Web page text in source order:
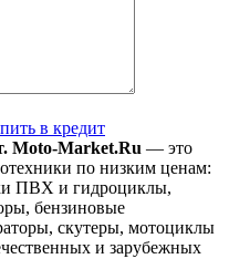
в кредит
Moto-Market.Ru — это
по низким ценам:
ПВХ и гидроциклы,
бензиновые
скутеры, мотоциклы
и зарубежных